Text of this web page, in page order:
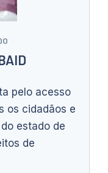
pelo acesso
os cidadãos e
estado de
de